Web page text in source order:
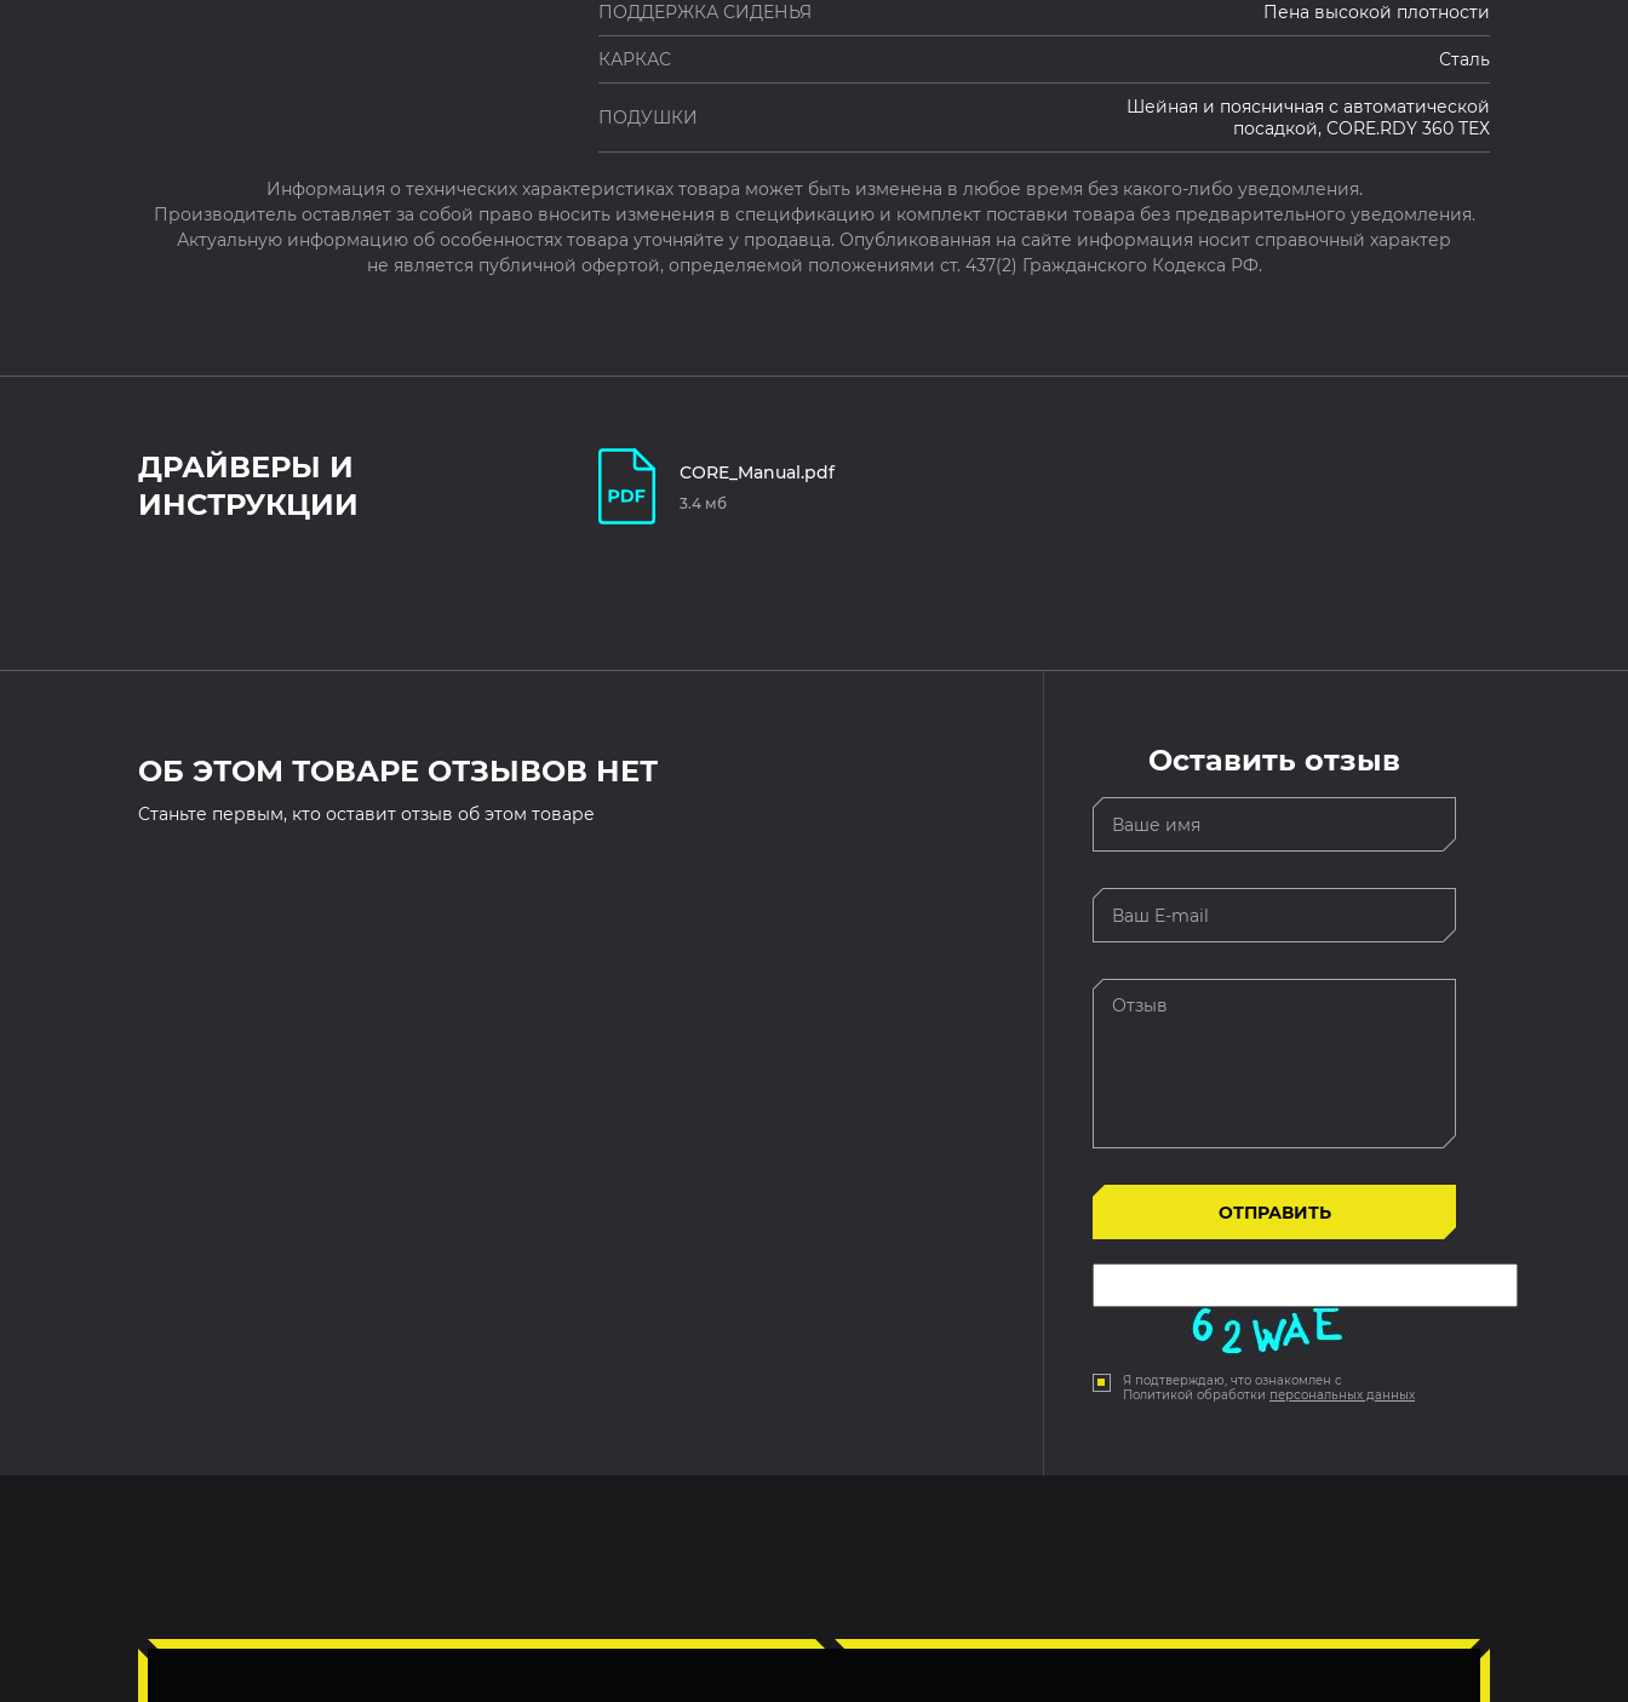
ПОДДЕРЖКА СИДЕНЬЯ Пена высокой плотности
КАРКАС Сталь
ПОДУШКИ
Шейная и поясничная с автоматической
посадкой, CORE.RDY 360 ТЕХ
Информация о технических характеристиках товара может быть изменена в любое время без какого-либо уведомления.
Производитель оставляет за собой право вносить изменения в спецификацию и комплект поставки товара без предварительного уведомления.
Актуальную информацию об особенностях товара уточняйте у продавца. Опубликованная на сайте информация носит справочный характер
не является публичной офертой, определяемой положениями ст. 437(2) Гражданского Кодекса РФ.
ДРАЙВЕРЫ И
ИНСТРУКЦИИ
CORE_Manual.pdf
3.4 мб
ОБ ЭТОМ ТОВАРЕ ОТЗЫВОВ НЕТ
Cтаньте первым, кто оставит отзыв об этом товаре
Оставить отзыв
Я подтверждаю, что ознакомлен с
Политикой обработки персональных данных